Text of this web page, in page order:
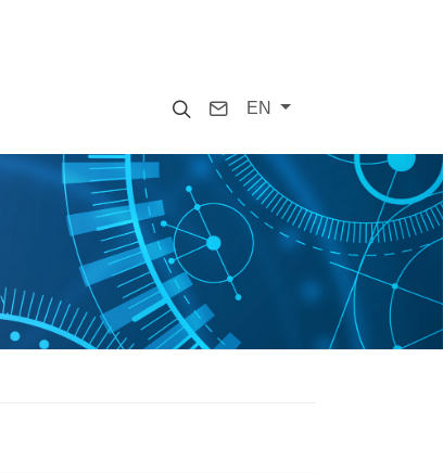
SearchContact
EN